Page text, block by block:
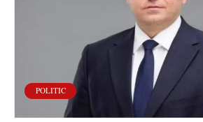
POLITIC